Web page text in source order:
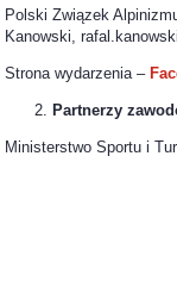
Polski Związek
Kanowski,
Strona wydarzenia –
Partnerzy
Ministerstwo Sportu i